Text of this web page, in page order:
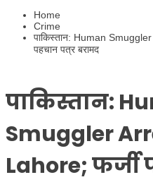
Home
Crime
पाकिस्तान: Human
पहचान पत्र बरामद
पाकिस्तान:
Smuggler
Lahore; फर्जी